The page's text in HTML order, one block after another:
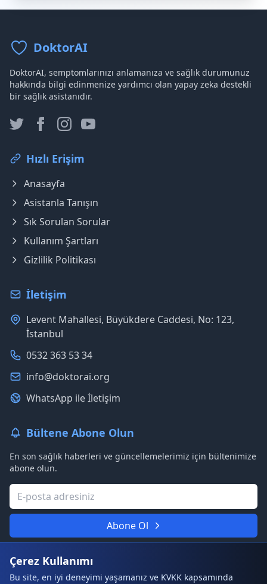
DoktorAI
DoktorAI, semptomlarınızı anlamanıza ve sağlık durumunuz
hakkında bilgi edinmenize yardımcı olan yapay zeka destekli
bir sağlık asistanıdır.
Hızlı Erişim
Anasayfa
Asistanla Tanışın
Sık Sorulan Sorular
Kullanım Şartları
Gizlilik Politikası
İletişim
Levent Mahallesi, Büyükdere Caddesi, No: 123,
İstanbul
0532 363 53 34
info@doktorai.org
WhatsApp ile İletişim
Bültene Abone Olun
En son sağlık haberleri ve güncellemelerimiz için bültenimize
abone olun.
Abone Ol
Çerez Kullanımı
Bu site, en iyi deneyimi yaşamanız ve KVKK kapsamında